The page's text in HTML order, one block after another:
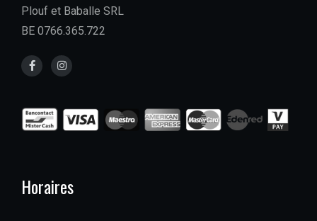
Plouf et Baballe SRL
BE 0766.365.722
Horaires